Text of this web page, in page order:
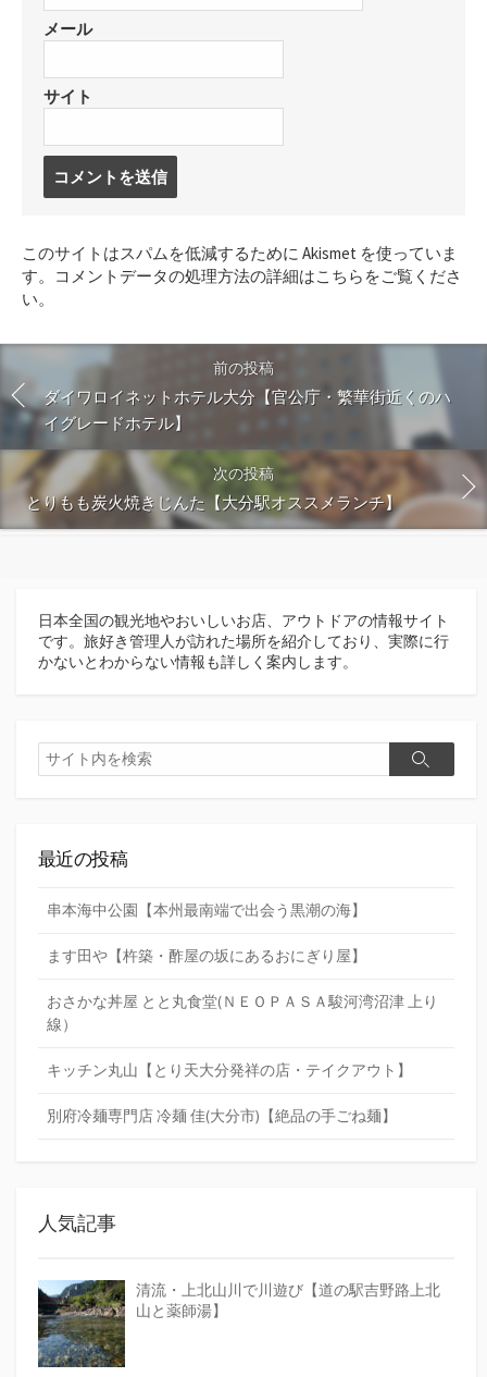
メール
サイト
す
る
このサイトはスパムを低減するために Akismet を使っていま
す。
コメントデータの処理方法の詳細はこちらをご覧くださ
い。
前の投稿
ダイワロイネットホテル大分【官公庁・繁華街近くのハ
イグレードホテル】
次の投稿
とりもも炭火焼きじんた【大分駅オススメランチ】
日本全国の観光地やおいしいお店、アウトドアの情報サイト
です。旅好き管理人が訪れた場所を紹介しており、実際に行
かないとわからない情報も詳しく案内します。
検
索
検
最近の投稿
串本海中公園【本州最南端で出会う黒潮の海】
ます田や【杵築・酢屋の坂にあるおにぎり屋】
おさかな丼屋 とと丸食堂(ＮＥＯＰＡＳＡ駿河湾沼津 上り
線）
キッチン丸山【とり天大分発祥の店・テイクアウト】
別府冷麺専門店 冷麺 佳(大分市)【絶品の手ごね麺】
人気記事
清流・上北山川で川遊び【道の駅吉野路上北
山と薬師湯】